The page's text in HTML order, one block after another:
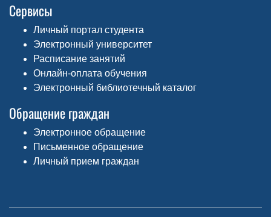
Сервисы
Личный портал студента
Электронный университет
Расписание занятий
Онлайн-оплата обучения
Электронный библиотечный каталог
Обращение граждан
Электронное обращение
Письменное обращение
Личный прием граждан